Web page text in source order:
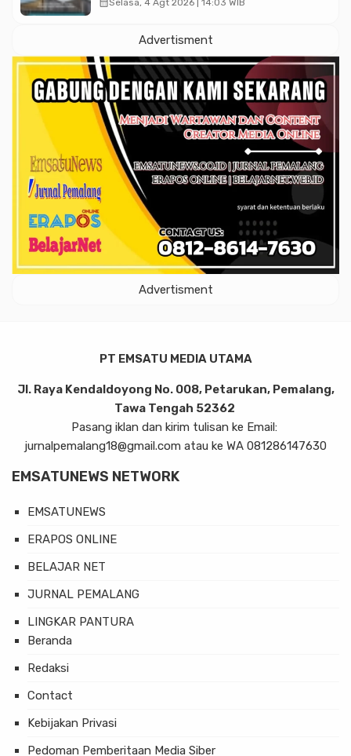
Advertisment
Advertisment
PT EMSATU MEDIA UTAMA
Jl. Raya Kendaldoyong No. 008, Petarukan, Pemalang,
Tawa Tengah 52362
Pasang iklan dan kirim tulisan ke Email:
jurnalpemalang18@gmail.com atau ke WA 081286147630
EMSATUNEWS NETWORK
EMSATUNEWS
ERAPOS ONLINE
BELAJAR NET
JURNAL PEMALANG
LINGKAR PANTURA
Beranda
Redaksi
Contact
Kebijakan Privasi
Pedoman Pemberitaan Media Siber